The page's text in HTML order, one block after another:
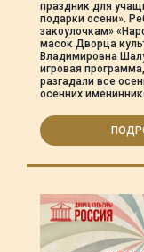
праздник для
подарки осени».
закоулочкам»
масок Дворца
Владимировна
игровая
разгадали все
осенних